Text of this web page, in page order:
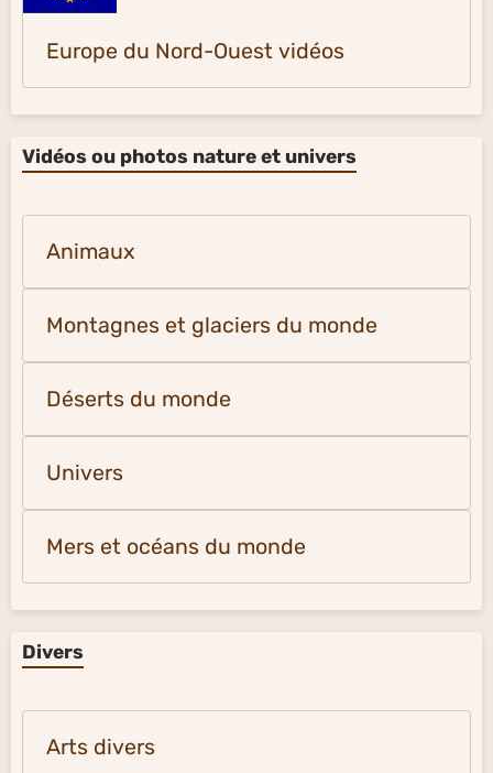
Europe du Nord-Ouest vidéos
Vidéos ou photos nature et univers
Animaux
Montagnes et glaciers du monde
Déserts du monde
Univers
Mers et océans du monde
Divers
Arts divers